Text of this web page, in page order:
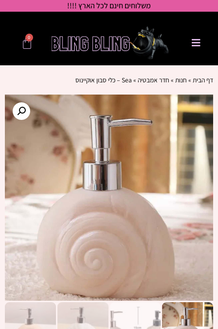
משלוחים חינם לכל הארץ !!!!
0
דף הבית » חנות » חדר אמבטיה » Sea – כלי סבון אוקיינוס